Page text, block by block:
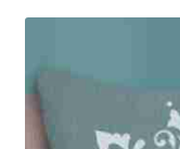
Online cursussen
Shop
Blog / DIY / Tutorials